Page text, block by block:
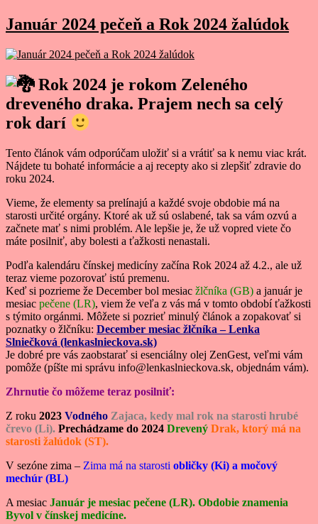
Január 2024 pečeň a Rok 2024 žalúdok
Rok 2024 je rokom Zeleného
dreveného draka. Prajem nech sa celý
rok darí
Tento článok vám odporúčam uložiť si a vrátiť sa k nemu viac krát.
Nájdete tu bohaté informácie a aj recepty ako si zlepšiť zdravie do
roku 2024.
Vieme, že elementy sa prelínajú a každé svoje obdobie má na
starosti určité orgány. Ktoré ak už sú oslabené, tak sa vám ozvú a
začnete mať s nimi problém. Ale lepšie je, že už vopred viete čo
máte posilniť, aby bolesti a ťažkosti nenastali.
Podľa kalendáru čínskej medicíny začína Rok 2024 až 4.2., ale už
teraz vieme pozorovať istú premenu.
Keď si pozrieme že December bol mesiac žlčníka (GB) a január je
mesiac pečene (LR), viem že veľa z vás má v tomto období ťažkosti
s týmito orgánmi. Môžete si pozrieť minulý článok a zopakovať si
poznatky o žlčníku: December mesiac žlčníka – Lenka
Slniečková (lenkaslnieckova.sk)
Je dobré pre vás zaobstarať si esenciálny olej ZenGest, veľmi vám
pomôže (píšte mi správu info@lenkaslnieckova.sk, objednám vám).
Zhrnutie čo môžeme teraz posilniť:
Z roku 2023 Vodného Zajaca, kedy mal rok na starosti hrubé
črevo (Li). Prechádzame do 2024 Drevený Drak, ktorý má na
starosti žalúdok (ST).
V sezóne zima – Zima má na starosti obličky (Ki) a močový
mechúr (BL)
A mesiac Január je mesiac pečene (LR). Obdobie znamenia
Byvol v čínskej medicíne.